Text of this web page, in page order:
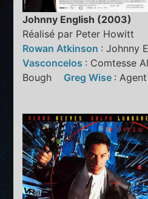
Johnny English (2003)
Réalisé par Peter Howitt
Rowan Atkinson :
Vasconcelos : Comtesse
Bough Greg Wise :